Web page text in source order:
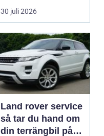
Beslutet o...
30 juli 2026
Land rover service
så tar du hand om
din terrängbil på